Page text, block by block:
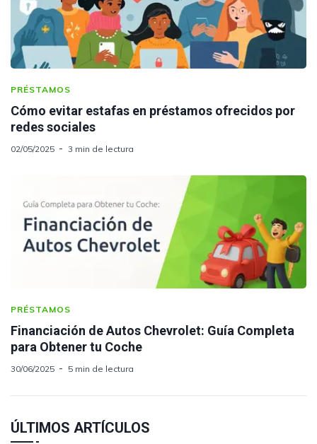
PRÉSTAMOS
Cómo evitar estafas en préstamos ofrecidos por
redes sociales
02/05/2025 3 min de lectura
PRÉSTAMOS
Financiación de Autos Chevrolet: Guía Completa
para Obtener tu Coche
30/06/2025 5 min de lectura
ÚLTIMOS ARTÍCULOS